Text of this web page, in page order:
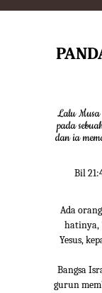
Lalu Musa
pada
dan ia
Bil
Ada
hatinya,
Yesus,
Bangsa
gurun